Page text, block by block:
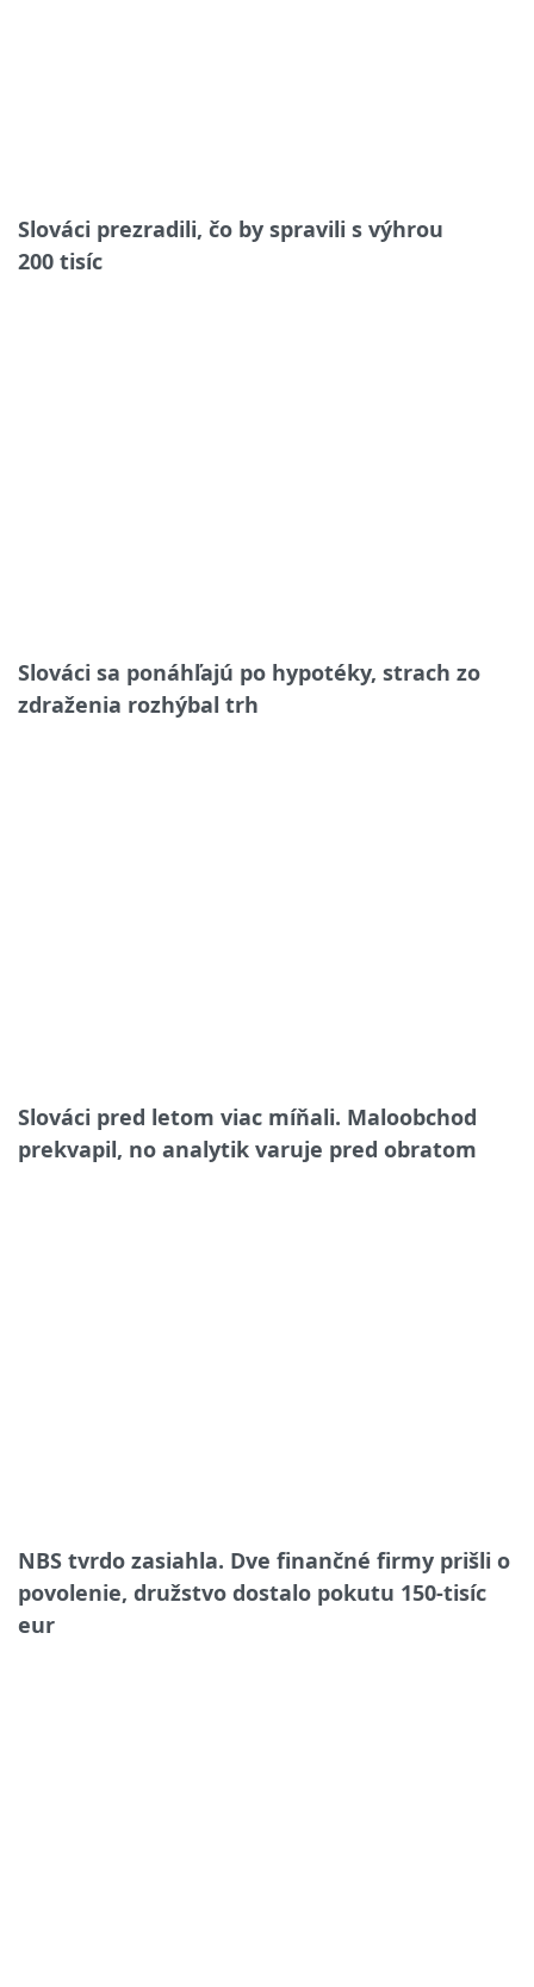
Slováci prezradili, čo by spravili s výhrou
200 tisíc
Slováci sa ponáhľajú po hypotéky, strach zo
zdraženia rozhýbal trh
Slováci pred letom viac míňali. Maloobchod
prekvapil, no analytik varuje pred obratom
NBS tvrdo zasiahla. Dve finančné firmy prišli o
povolenie, družstvo dostalo pokutu 150-tisíc
eur